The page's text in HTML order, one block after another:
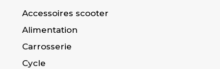
Accessoires scooter
Alimentation
Carrosserie
Cycle